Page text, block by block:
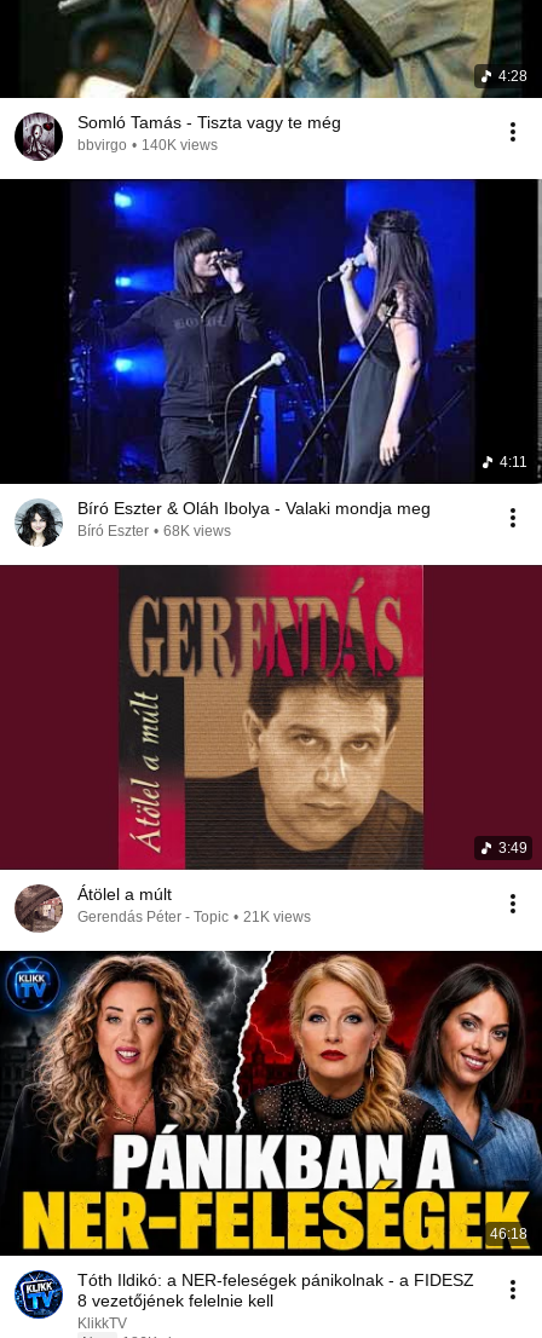
4:28
Somló Tamás - Tiszta vagy te még
bbvirgo • 140K views
4:11
Bíró Eszter & Oláh Ibolya - Valaki mondja meg
Bíró Eszter • 68K views
3:49
Átölel a múlt
Gerendás Péter - Topic • 21K views
46:18
Tóth Ildikó: a NER-feleségek pánikolnak - a FIDESZ
8 vezetőjének felelnie kell
KlikkTV